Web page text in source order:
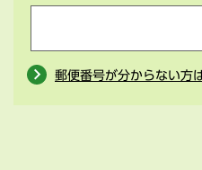
郵便番号が分からない方